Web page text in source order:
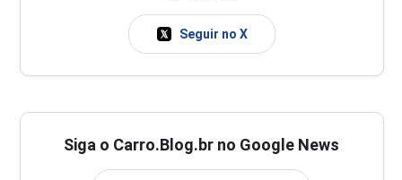
Seguir no X
Siga o Carro.Blog.br no Google News